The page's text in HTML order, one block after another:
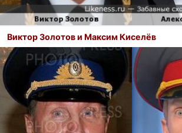
Виктор Золотов и Максим Киселёв